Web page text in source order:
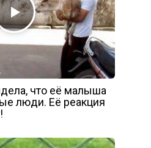
что её малыша
люди. Её реакция